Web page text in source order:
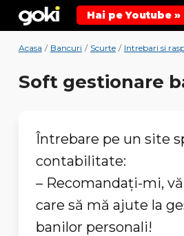
Hai pe Youtube »
Acasa / Bancuri / Scurte / Intrebari si
Soft gestionare
Întrebare pe un site
contabilitate:
– Recomandaţi-mi,
care să mă ajute la
banilor personali!